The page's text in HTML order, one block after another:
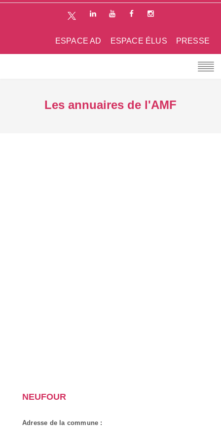
PRESSE
ESPACE ÉLUS
ESPACE AD
Les annuaires de l'AMF
NEUFOUR
Adresse de la commune :